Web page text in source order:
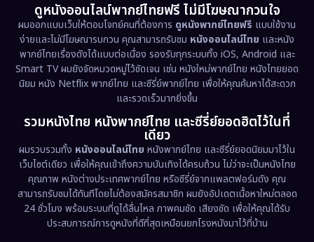
Emotional (61)
Epic มหากาพย์ (218)
Erotic (36)
Family ครอบครัว (363)
Fantasy จินตนาการ (326)
Fiction (9)
Film (57)
ดูหนังออนไลน์พากย์ไทยฟรี ไม่มีโฆษณากวนใจ
ผมออกแบบเว็บให้ตอบโจทย์คนที่ต้องการ ดูหนังพากย์ไทยฟรี แบบใช้งาน
ง่ายและไม่มีโฆษณารบกวน คุณสามารถรับชม หนังออนไลน์ไทย และหนัง
พากย์ไทยเรื่องดังได้แบบต่อเนื่อง รองรับทุกระบบทั้ง iOS, Android และ
Smart TV ผมยังจัดหมวดหมู่ไว้ชัดเจน เช่น หนังใหม่พากย์ไทย หนังไทยยอด
นิยม หนัง Netflix พากย์ไทย และซีรี่ย์พากย์ไทย เพื่อให้คุณค้นหาได้สะดวก
และรวดเร็วมากยิ่งขึ้น
รวมหนังไทย หนังพากย์ไทย และซีรี่ย์ยอดฮิตไว้ในที่
เดียว
ผมรวบรวมทั้ง หนังออนไลน์ไทย หนังพากย์ไทย และซีรี่ย์ยอดนิยมมาไว้ใน
เว็บไซต์เดียว เพื่อให้คุณเข้าถึงความบันเทิงได้ครบถ้วน ไม่ว่าจะเป็นหนังไทย
คุณภาพ หนังต่างประเทศพากย์ไทย หรือซีรี่ย์จากแพลตฟอร์มดัง คุณ
สามารถรับชมได้ทันทีโดยไม่ต้องสมัครสมาชิก ผมยังอัปเดตเนื้อหาใหม่ตลอด
24 ชั่วโมง พร้อมระบบที่ดูได้ลื่นไหล ภาพคมชัด เสียงชัด เพื่อให้คุณได้รับ
ประสบการณ์การดูหนังที่ดีที่สุดเหมือนยกโรงหนังมาไว้ที่บ้าน